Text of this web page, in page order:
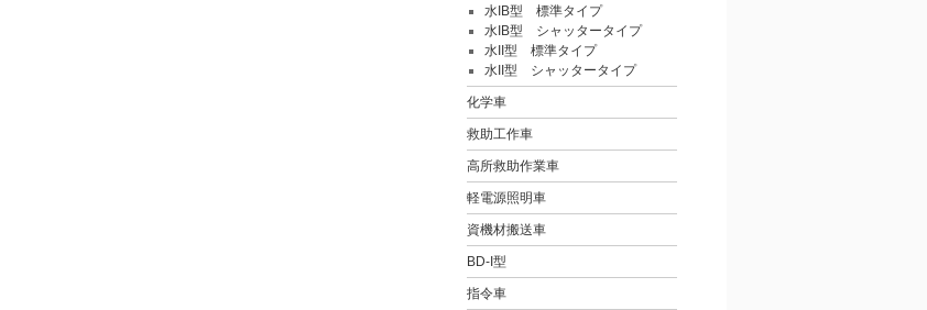
水IB型 標準タイプ
水IB型 シャッタータイプ
水II型 標準タイプ
水II型 シャッタータイプ
化学車
救助工作車
高所救助作業車
軽電源照明車
資機材搬送車
BD-I型
指令車